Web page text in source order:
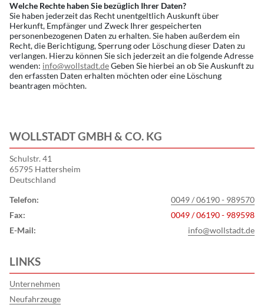
Welche Rechte haben Sie bezüglich Ihrer Daten?
Sie haben jederzeit das Recht unentgeltlich Auskunft über
Herkunft, Empfänger und Zweck Ihrer gespeicherten
personenbezogenen Daten zu erhalten. Sie haben außerdem ein
Recht, die Berichtigung, Sperrung oder Löschung dieser Daten zu
verlangen. Hierzu können Sie sich jederzeit an die folgende Adresse
wenden: info@wollstadt.deGeben Sie hierbei an ob Sie Auskunft zu
den erfassten Daten erhalten möchten oder eine Löschung
beantragen möchten.
WOLLSTADT GMBH & CO. KG
Schulstr. 41
65795 Hattersheim
Deutschland
Telefon:
0049 / 06190 - 989570
Fax:
0049 / 06190 - 989598
E-Mail:
info@wollstadt.de
LINKS
Unternehmen
Neufahrzeuge